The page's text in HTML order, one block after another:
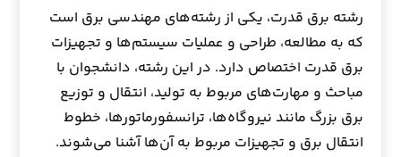
رشته برق قدرت، یکی از رشته‌های مهندسی برق است
که به مطالعه، طراحی و عملیات سیستم‌ها و تجهیزات
برق قدرت اختصاص دارد. در این رشته، دانشجوان با
مباحث و مهارت‌های مربوط به تولید، انتقال و توزیع
برق بزرگ مانند نیروگاه‌ها، ترانسفورماتورها، خطوط
انتقال برق و تجهیزات مربوط به آن‌ها آشنا می‌شوند.